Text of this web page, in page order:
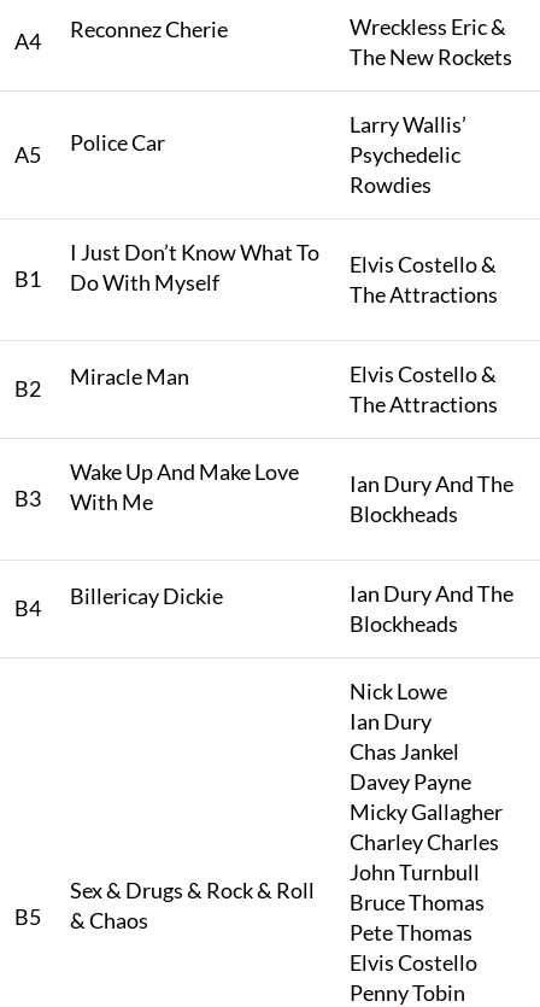
A4 Reconnez Cherie
Wreckless Eric &
The New Rockets
A5 Police Car
Larry Wallis’
Psychedelic
Rowdies
B1
I Just Don’t Know What To
Do With Myself
Elvis Costello &
The Attractions
B2 Miracle Man
Elvis Costello &
The Attractions
B3
Wake Up And Make Love
With Me
Ian Dury And The
Blockheads
B4 Billericay Dickie
Ian Dury And The
Blockheads
B5
Sex & Drugs & Rock & Roll
& Chaos
Nick Lowe
Ian Dury
Chas Jankel
Davey Payne
Micky Gallagher
Charley Charles
John Turnbull
Bruce Thomas
Pete Thomas
Elvis Costello
Penny Tobin